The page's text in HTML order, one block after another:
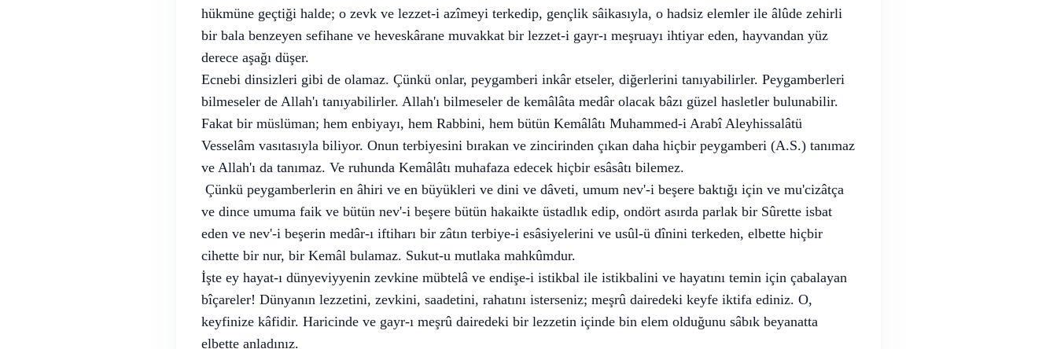
hükmüne geçtiği halde; o zevk ve lezzet-i azîmeyi terkedip, gençlik sâikasıyla, o hadsiz elemler ile âlûde zehirli
bir bala benzeyen sefihane ve heveskârane muvakkat bir lezzet-i gayr-ı meşruayı ihtiyar eden, hayvandan yüz
derece aşağı düşer.
Ecnebi dinsizleri gibi de olamaz. Çünkü onlar, peygamberi inkâr etseler, diğerlerini tanıyabilirler. Peygamberleri
bilmeseler de Allah'ı tanıyabilirler. Allah'ı bilmeseler de kemâlâta medâr olacak bâzı güzel hasletler bulunabilir.
Fakat bir müslüman; hem enbiyayı, hem Rabbini, hem bütün Kemâlâtı Muhammed-i Arabî Aleyhissalâtü
Vesselâm vasıtasıyla biliyor. Onun terbiyesini bırakan ve zincirinden çıkan daha hiçbir peygamberi (A.S.) tanımaz
ve Allah'ı da tanımaz. Ve ruhunda Kemâlâtı muhafaza edecek hiçbir esâsâtı bilemez.
Çünkü peygamberlerin en âhiri ve en büyükleri ve dini ve dâveti, umum nev'-i beşere baktığı için ve mu'cizâtça
ve dince umuma faik ve bütün nev'-i beşere bütün hakaikte üstadlık edip, ondört asırda parlak bir Sûrette isbat
eden ve nev'-i beşerin medâr-ı iftiharı bir zâtın terbiye-i esâsiyelerini ve usûl-ü dînini terkeden, elbette hiçbir
cihette bir nur, bir Kemâl bulamaz. Sukut-u mutlaka mahkûmdur.
İşte ey hayat-ı dünyeviyyenin zevkine mübtelâ ve endişe-i istikbal ile istikbalini ve hayatını temin için çabalayan
bîçareler! Dünyanın lezzetini, zevkini, saadetini, rahatını isterseniz; meşrû dairedeki keyfe iktifa ediniz. O,
keyfinize kâfidir. Haricinde ve gayr-ı meşrû dairedeki bir lezzetin içinde bin elem olduğunu sâbık beyanatta
elbette anladınız.